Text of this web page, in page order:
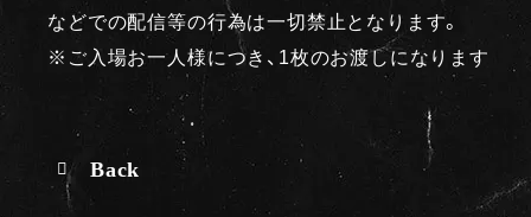
などでの配信等の行為は一切禁止となります。
※ご入場お一人様につき、1枚のお渡しになります
Back